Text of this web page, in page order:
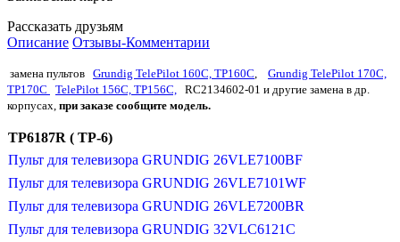
Рассказать друзьям
Описание Отзывы-Комментарии
замена пультов Grundig TelePilot 160C, TP160C
Grundig TelePilot 170C,
TP170C
TelePilot 156C, TP156C,
RC2134602-01 и другие замена в др.
корпусах, при заказе сообщите модель.
TP6187R ( TP-6)
Пульт для телевизора GRUNDIG 26VLE7100BF
Пульт для телевизора GRUNDIG 26VLE7101WF
Пульт для телевизора GRUNDIG 26VLE7200BR
Пульт для телевизора GRUNDIG 32VLC6121C